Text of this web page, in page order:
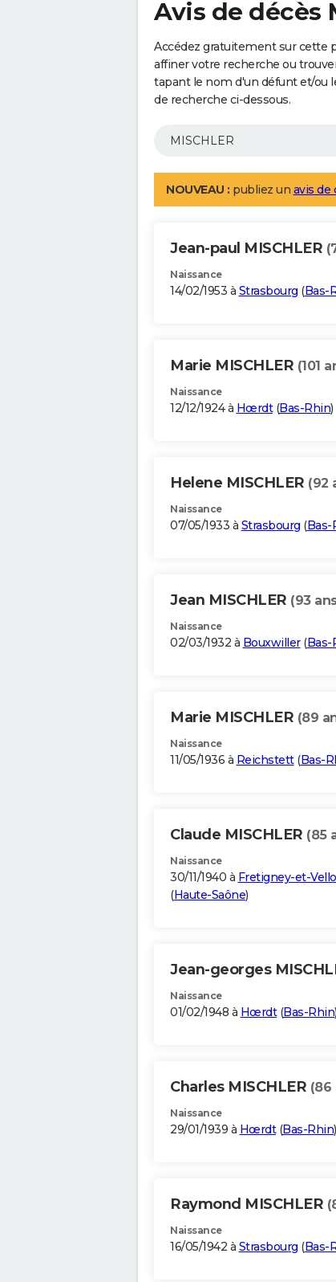
Avis de décès
Accédez gratuitement sur cette
affiner votre recherche ou
tapant le nom d'un défunt et/ou
de recherche ci-dessous.
NOUVEAU : publiez un avis de
Jean-paul MISCHLER
Naissance
14/02/1953 à Strasbourg (Bas-
Marie MISCHLER (101
Naissance
12/12/1924 à Hœrdt(Bas-Rhin)
Helene MISCHLER (92
Naissance
07/05/1933 à Strasbourg (Bas-
Jean MISCHLER (93
Naissance
02/03/1932 à Bouxwiller(Bas-
Marie MISCHLER (89
Naissance
11/05/1936 à Reichstett(Bas-
Claude MISCHLER (85
Naissance
30/11/1940 à Fretigney-et-
(Haute-Saône)
Jean-georges
Naissance
01/02/1948 à Hœrdt(Bas-Rhin)
Charles MISCHLER (86
Naissance
29/01/1939 à Hœrdt(Bas-Rhin)
Raymond MISCHLER
Naissance
16/05/1942 à Strasbourg (Bas-